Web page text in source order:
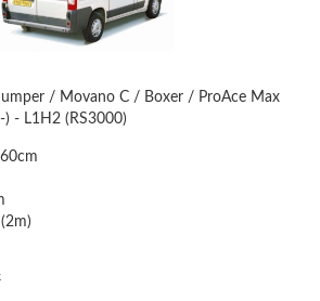
/ Movano C / Boxer / ProAce Max
- L1H2 (RS3000)